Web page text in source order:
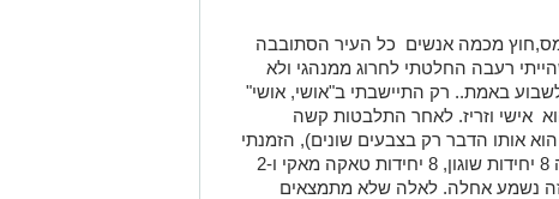
מכמה אנשים כל העיר הסתובבה
רעבה החלטתי לחרוג ממנהגי ולא
באמת.. רק התיישבתי ב"אושי, אושי"
אישי וזריז. לאחר התלבטות קשה
אותו הדבר רק בצבעים שונים), הזמנתי
קומבינציית "אושי, אושי" שכללה בתוכה 8 יחידות שוגון, 8 יחידות טאקה מאקי ו-2
זה נשמע אחלה. לאלה שלא מתמצאים